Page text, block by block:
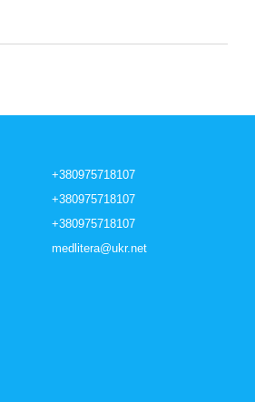
+380975718107
+380975718107
+380975718107
medlitera@ukr.net